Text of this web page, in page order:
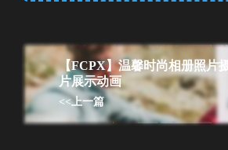
【FCPX】温馨时尚相册照片
片展示动画
<<上一篇